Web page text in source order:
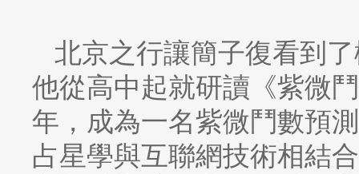
北京之行讓簡子復看到
他從高中起就研讀《紫微
年，成為一名紫微鬥數預
占星學與互聯網技術相結